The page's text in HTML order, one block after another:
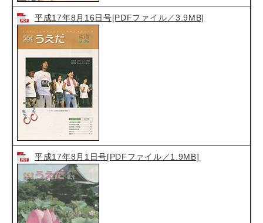
平成17年8月16日号[PDFファイル／3.9MB]
平成17年8月1日号[PDFファイル／1.9MB]